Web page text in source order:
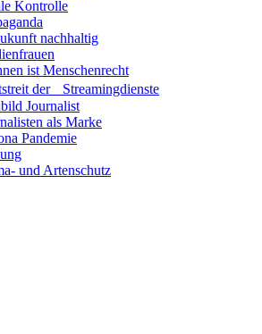
Kontrolle
nachhaltig
ist Menschenrecht
der Streamingdienste
Journalist
als Marke
Pandemie
und Artenschutz